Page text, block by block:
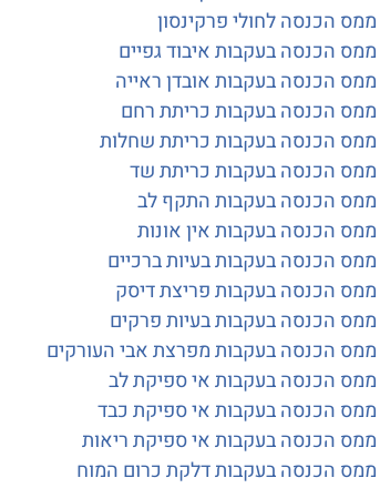
הכנסה לחולי פרקינסון
הכנסה בעקבות איבוד גפיים
הכנסה בעקבות אובדן ראייה
ממס הכנסה בעקבות כריתת רחם
ממס הכנסה בעקבות כריתת שחלות
ממס הכנסה בעקבות כריתת שד
ממס הכנסה בעקבות התקף לב
הכנסה בעקבות אין אונות
הכנסה בעקבות בעיות ברכיים
ממס הכנסה בעקבות פריצת דיסק
הכנסה בעקבות בעיות פרקים
ממס הכנסה בעקבות מפרצת אבי העורקים
ממס הכנסה בעקבות אי ספיקת לב
ממס הכנסה בעקבות אי ספיקת כבד
ממס הכנסה בעקבות אי ספיקת ריאות
ממס הכנסה בעקבות דלקת כרום המוח